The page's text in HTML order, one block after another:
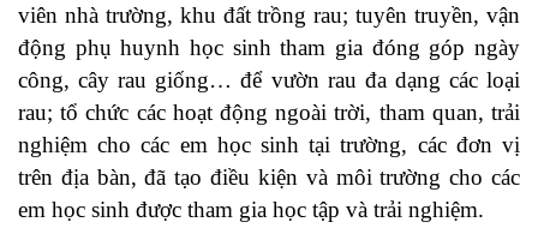
viên nhà trường, khu đất trồng rau; tuyên truyền, vận
động phụ huynh học sinh tham gia đóng góp ngày
công, cây rau giống… để vườn rau đa dạng các loại
rau; tổ chức các hoạt động ngoài trời, tham quan, trải
nghiệm cho các em học sinh tại trường, các đơn vị
trên địa bàn, đã tạo điều kiện và môi trường cho các
em học sinh được tham gia học tập và trải nghiệm.